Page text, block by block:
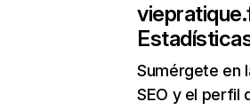
Sumérgete en
SEO y el perfil